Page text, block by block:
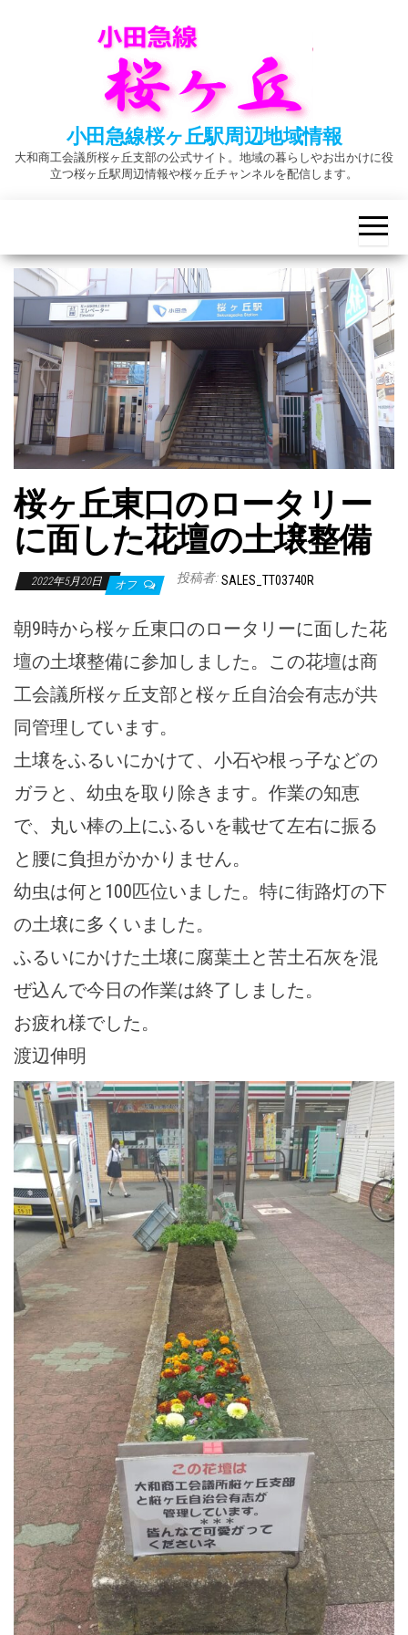
小田急線桜ヶ丘駅周辺地域情報
大和商工会議所桜ヶ丘支部の公式サイト。地域の暮らしやお出かけに役
立つ桜ヶ丘駅周辺情報や桜ヶ丘チャンネルを配信します。
桜ヶ丘東口のロータリー
に面した花壇の土壌整備
2022年5月20日 オフ 投稿者: SALES_TT03740R
朝9時から桜ヶ丘東口のロータリーに面した花
壇の土壌整備に参加しました。この花壇は商
工会議所桜ヶ丘支部と桜ヶ丘自治会有志が共
同管理しています。
土壌をふるいにかけて、小石や根っ子などの
ガラと、幼虫を取り除きます。作業の知恵
で、丸い棒の上にふるいを載せて左右に振る
と腰に負担がかかりません。
幼虫は何と100匹位いました。特に街路灯の下
の土壌に多くいました。
ふるいにかけた土壌に腐葉土と苦土石灰を混
ぜ込んで今日の作業は終了しました。
お疲れ様でした。
渡辺伸明